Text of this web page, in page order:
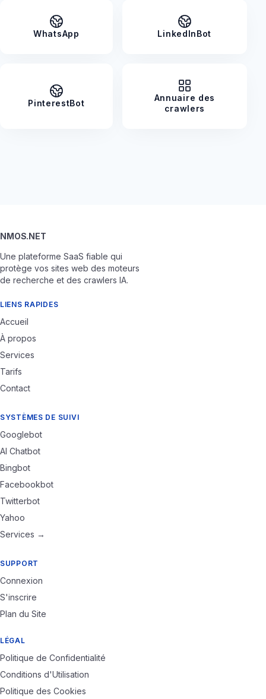
WhatsApp LinkedInBot
PinterestBot
Annuaire des
crawlers
NMOS.NET
Une plateforme SaaS fiable qui
protège vos sites web des moteurs
de recherche et des crawlers IA.
LIENS RAPIDES
Accueil
À propos
Services
Tarifs
Contact
SYSTÈMES DE SUIVI
Googlebot
AI Chatbot
Bingbot
Facebookbot
Twitterbot
Yahoo
Services →
SUPPORT
Connexion
S'inscrire
Plan du Site
LÉGAL
Politique de Confidentialité
Conditions d'Utilisation
Politique des Cookies